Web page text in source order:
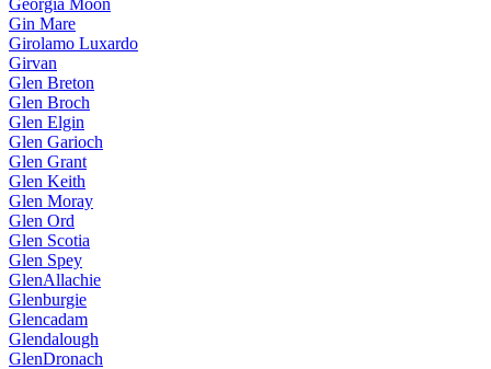
Georgia Moon
Gin Mare
Girolamo Luxardo
Girvan
Glen Breton
Glen Broch
Glen Elgin
Glen Garioch
Glen Grant
Glen Keith
Glen Moray
Glen Ord
Glen Scotia
Glen Spey
GlenAllachie
Glenburgie
Glencadam
Glendalough
GlenDronach